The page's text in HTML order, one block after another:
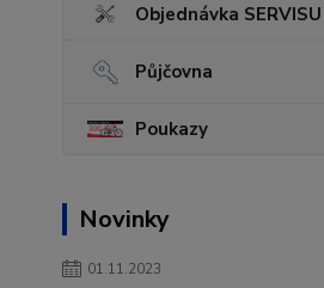
Objednávka SERVISU
Půjčovna
Poukazy
Novinky
01.11.2023